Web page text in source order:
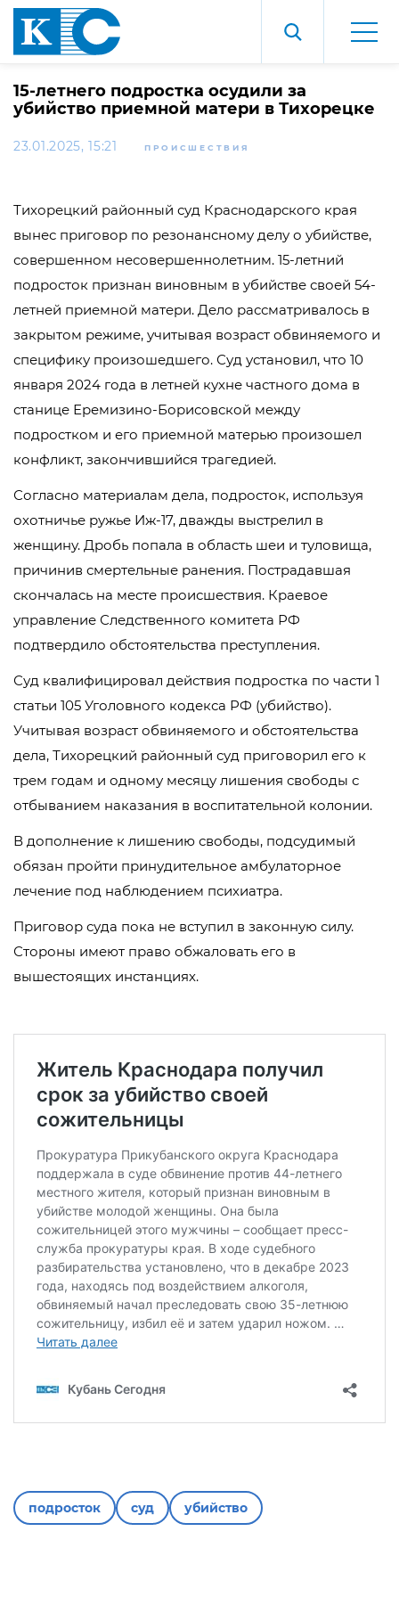
15-летнего подростка осудили за
убийство приемной матери в Тихорецке
23.01.2025, 15:21 ПРОИСШЕСТВИЯ
Тихорецкий районный суд Краснодарского края
вынес приговор по резонансному делу о убийстве,
совершенном несовершеннолетним. 15-летний
подросток признан виновным в убийстве своей 54-
летней приемной матери. Дело рассматривалось в
закрытом режиме, учитывая возраст обвиняемого и
специфику произошедшего. Суд установил, что 10
января 2024 года в летней кухне частного дома в
станице Еремизино-Борисовской между
подростком и его приемной матерью произошел
конфликт, закончившийся трагедией.
Согласно материалам дела, подросток, используя
охотничье ружье Иж-17, дважды выстрелил в
женщину. Дробь попала в область шеи и туловища,
причинив смертельные ранения. Пострадавшая
скончалась на месте происшествия. Краевое
управление Следственного комитета РФ
подтвердило обстоятельства преступления.
Суд квалифицировал действия подростка по части 1
статьи 105 Уголовного кодекса РФ (убийство).
Учитывая возраст обвиняемого и обстоятельства
дела, Тихорецкий районный суд приговорил его к
трем годам и одному месяцу лишения свободы с
отбыванием наказания в воспитательной колонии.
В дополнение к лишению свободы, подсудимый
обязан пройти принудительное амбулаторное
лечение под наблюдением психиатра.
Приговор суда пока не вступил в законную силу.
Стороны имеют право обжаловать его в
вышестоящих инстанциях.
подросток суд убийство